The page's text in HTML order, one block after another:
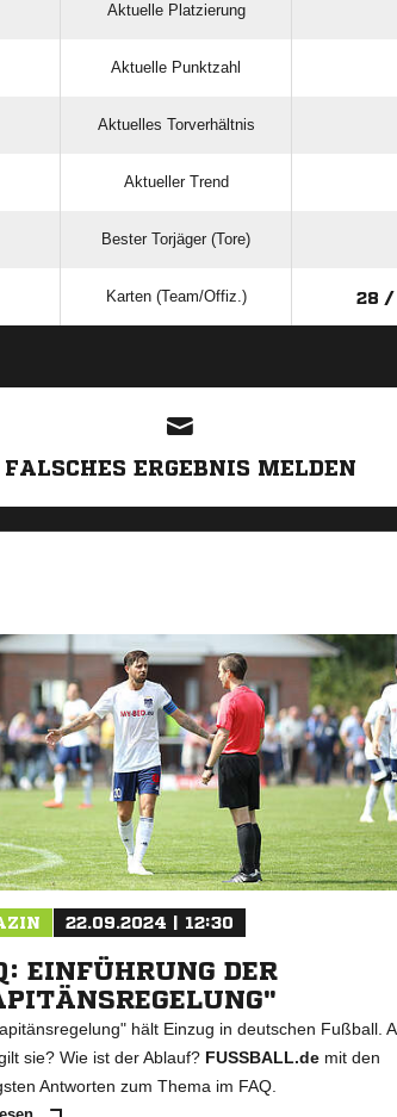
Aktuelle Platzierung
Aktuelle Punktzahl
Aktuelles Torverhältnis
Aktueller Trend
Bester Torjäger (Tore)
Karten (Team/Offiz.) 28 /
FALSCHES ERGEBNIS MELDEN
22.09.2024 | 12:30
EINFÜHRUNG DER
hält Einzug in deutschen Fußball.
sie? Wie ist der Ablauf? FUSSBALL.demit den
Antworten zum Thema im FAQ.